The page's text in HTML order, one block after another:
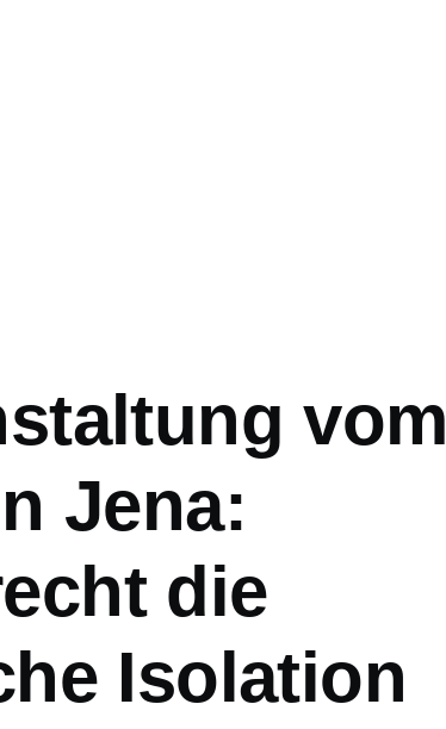
vom
Jena:
die
Isolation